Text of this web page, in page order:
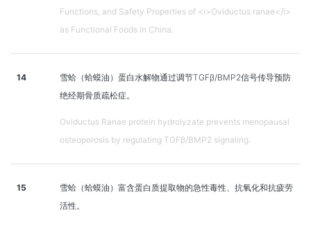
Functions, and Safety Properties of <i>Oviductus ranae</i>
as Functional Foods in China.
14
雪蛤（蛤蟆油）蛋白水解物通过调节TGFβ/BMP2信号传导预防
绝经期骨质疏松症。
Oviductus Ranae protein hydrolyzate prevents menopausal
osteoporosis by regulating TGFβ/BMP2 signaling.
15
雪蛤（蛤蟆油）富含蛋白质提取物的急性毒性、抗氧化和抗疲劳
活性。